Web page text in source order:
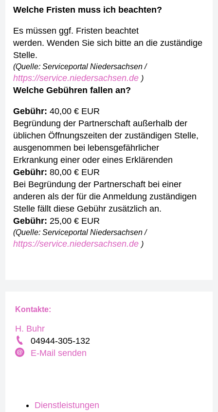
Welche Fristen muss ich beachten?
Es müssen ggf. Fristen beachtet
werden. Wenden Sie sich bitte an die zuständige
Stelle.
(Quelle: Serviceportal Niedersachsen /
https://service.niedersachsen.de )
Welche Gebühren fallen an?
Gebühr: 40,00 € EUR
Begründung der Partnerschaft außerhalb der
üblichen Öffnungszeiten der zuständigen Stelle,
ausgenommen bei lebensgefährlicher
Erkrankung einer oder eines Erklärenden
Gebühr: 80,00 € EUR
Bei Begründung der Partnerschaft bei einer
anderen als der für die Anmeldung zuständigen
Stelle fällt diese Gebühr zusätzlich an.
Gebühr: 25,00 € EUR
(Quelle: Serviceportal Niedersachsen /
https://service.niedersachsen.de )
Dienstleistungen
Kontakte:
H. Buhr
04944-305-132
E-Mail senden